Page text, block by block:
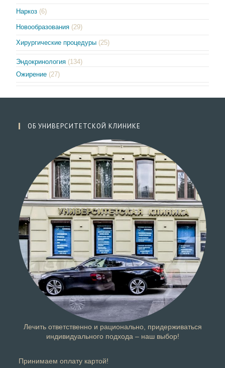
Наркоз (6)
Новообразования (29)
Хирургические процедуры (25)
Эндокринология (134)
Ожирение (27)
ОБ УНИВЕРСИТЕТСКОЙ КЛИНИКЕ
Лечить ответственно и рационально, придерживаться
индивидуального подхода – наш выбор!
Принимаем оплату картой!